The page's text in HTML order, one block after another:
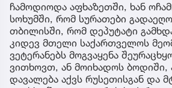
ჩამოდიოდა აფხაზეთში, ხან
სოხუმში, რომ სურათები
თბილისში, რომ დეპუტატი
კიდევ მთელი საქართველოს
ვეტერანებს მოგვაყენა
ვითხოვთ, ან მოიხადოს ბოდიში,
დავალება აქვს რუსეთისგან და